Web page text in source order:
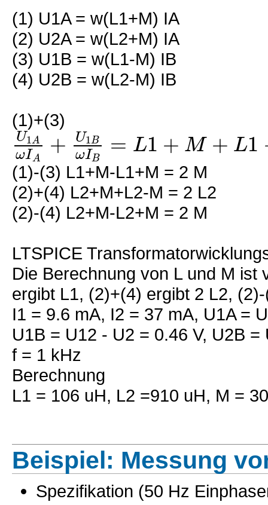
(1) U1A = w(L1+M) IA
(2) U2A = w(L2+M) IA
(3) U1B = w(L1-M) IB
(4) U2B = w(L2-M) IB
(1)+(3)
U1A
ωIA + U1B
ωIB = L1 + M + L1
(1)-(3) L1+M-L1+M = 2 M
(2)+(4) L2+M+L2-M = 2 L2
(2)-(4) L2+M-L2+M = 2 M
LTSPICE
Die Berechnung von L und M
ergibt L1, (2)+(4) ergibt 2 L2,
I1 = 9.6 mA, I2 = 37 mA, U1A =
U1B = U12 - U2 = 0.46 V, U2B =
f = 1 kHz
Berechnung
L1 = 106 uH, L2 =910 uH, M =
Beispiel: Messung
Spezifikation (50 Hz